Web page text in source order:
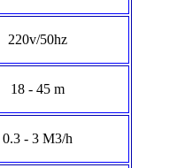
220v/50hz
18 - 45 m
0.3 - 3 M3/h